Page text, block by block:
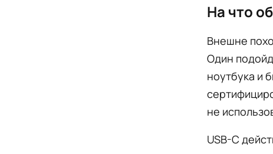
На что
Внешне
Один
ноутбука и
не
USB-C